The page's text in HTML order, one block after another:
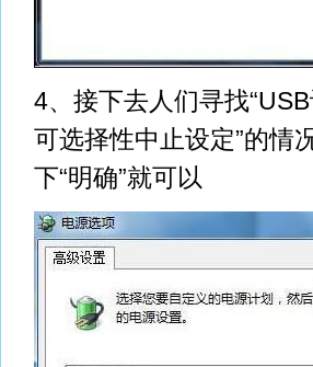
4、接下去人们寻找
可选择性中止设定”的情
下“明确”就可以